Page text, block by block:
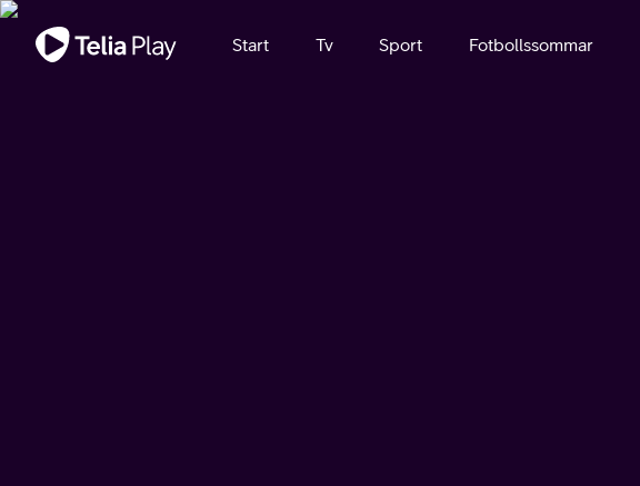
Viktigt meddelande
Start Tv Sport Fotbollssommar